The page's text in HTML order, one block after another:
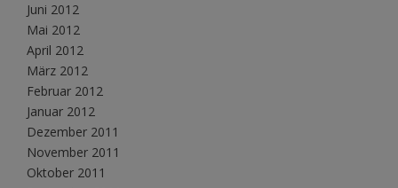
Juni 2012
Mai 2012
April 2012
März 2012
Februar 2012
Januar 2012
Dezember 2011
November 2011
Oktober 2011